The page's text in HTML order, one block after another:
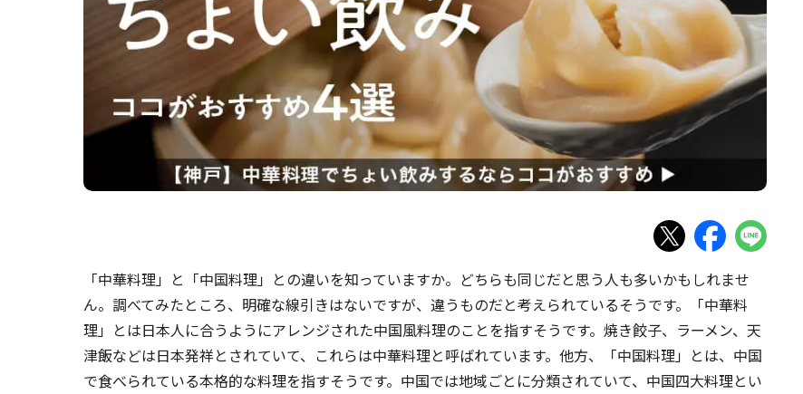
「中華料理」と「中国料理」との違いを知っていますか。どちらも同じだと思う人も多いかもしれませ
ん。調べてみたところ、明確な線引きはないですが、違うものだと考えられているそうです。「中華料
理」とは日本人に合うようにアレンジされた中国風料理のことを指すそうです。焼き餃子、ラーメン、天
津飯などは日本発祥とされていて、これらは中華料理と呼ばれています。他方、「中国料理」とは、中国
で食べられている本格的な料理を指すそうです。中国では地域ごとに分類されていて、中国四大料理とい